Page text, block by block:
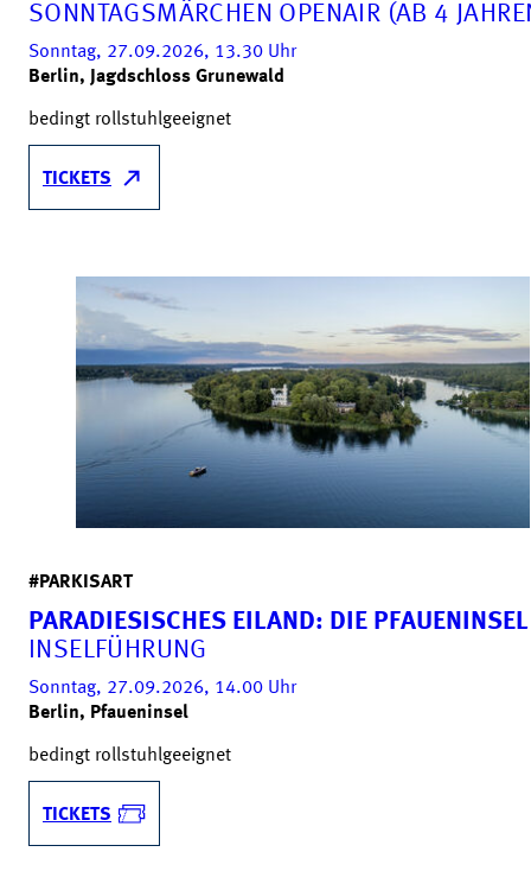
SONNTAGSMÄRCHEN OPENAIR (AB 4
Sonntag, 27.09.2026, 13.30 Uhr
Berlin, Jagdschloss Grunewald
bedingt rollstuhlgeeignet
TICKETS
#PARKISART
PARADIESISCHES EILAND: DIE PFAUENINSEL
INSELFÜHRUNG
Sonntag, 27.09.2026, 14.00 Uhr
Berlin, Pfaueninsel
bedingt rollstuhlgeeignet
TICKETS